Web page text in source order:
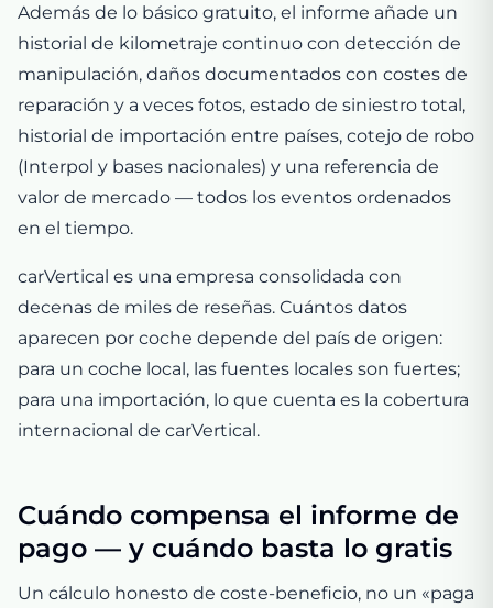
Además de lo básico gratuito, el informe añade un
historial de kilometraje continuo con detección de
manipulación, daños documentados con costes de
reparación y a veces fotos, estado de siniestro total,
historial de importación entre países, cotejo de robo
(Interpol y bases nacionales) y una referencia de
valor de mercado — todos los eventos ordenados
en el tiempo.
carVertical es una empresa consolidada con
decenas de miles de reseñas. Cuántos datos
aparecen por coche depende del país de origen:
para un coche local, las fuentes locales son fuertes;
para una importación, lo que cuenta es la cobertura
internacional de carVertical.
Cuándo compensa el informe de
pago — y cuándo basta lo gratis
Un cálculo honesto de coste-beneficio, no un «paga